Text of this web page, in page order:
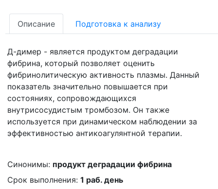
Описание Подготовка к анализу
Д-димер - является продуктом деградации
фибрина, который позволяет оценить
фибринолитическую активность плазмы. Данный
показатель значительно повышается при
состояниях, сопровождающихся
внутрисосудистым тромбозом. Он также
используется при динамическом наблюдении за
эффективностью антикоагулянтной терапии.
Синонимы: продукт деградации фибрина
Срок выполнения: 1 раб. день